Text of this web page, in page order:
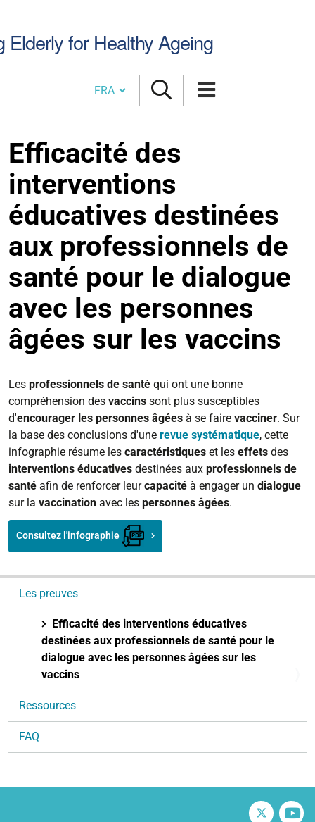
Elderly for Healthy Ageing
par
Cambia lingua
Efficacité des
interventions
éducatives destinées
aux professionnels de
santé pour le dialogue
avec les personnes
âgées sur les vaccins
Les professionnels de santé qui ont une bonne
compréhension des vaccins sont plus susceptibles
d'encourager les personnes âgées à se faire vacciner. Sur
la base des conclusions d'une revue systématique, cette
infographie résume les caractéristiques et les effets des
interventions éducatives destinées aux professionnels de
santé afin de renforcer leurcapacité à engager un dialogue
sur la vaccination avec les personnes âgées.
Consultez l'infographie
t
o
Les preuves
Efficacité des interventions éducatives
destinées aux professionnels de santé pour le
dialogue avec les personnes âgées sur les
vaccins
Ressources
FAQ
Twitter